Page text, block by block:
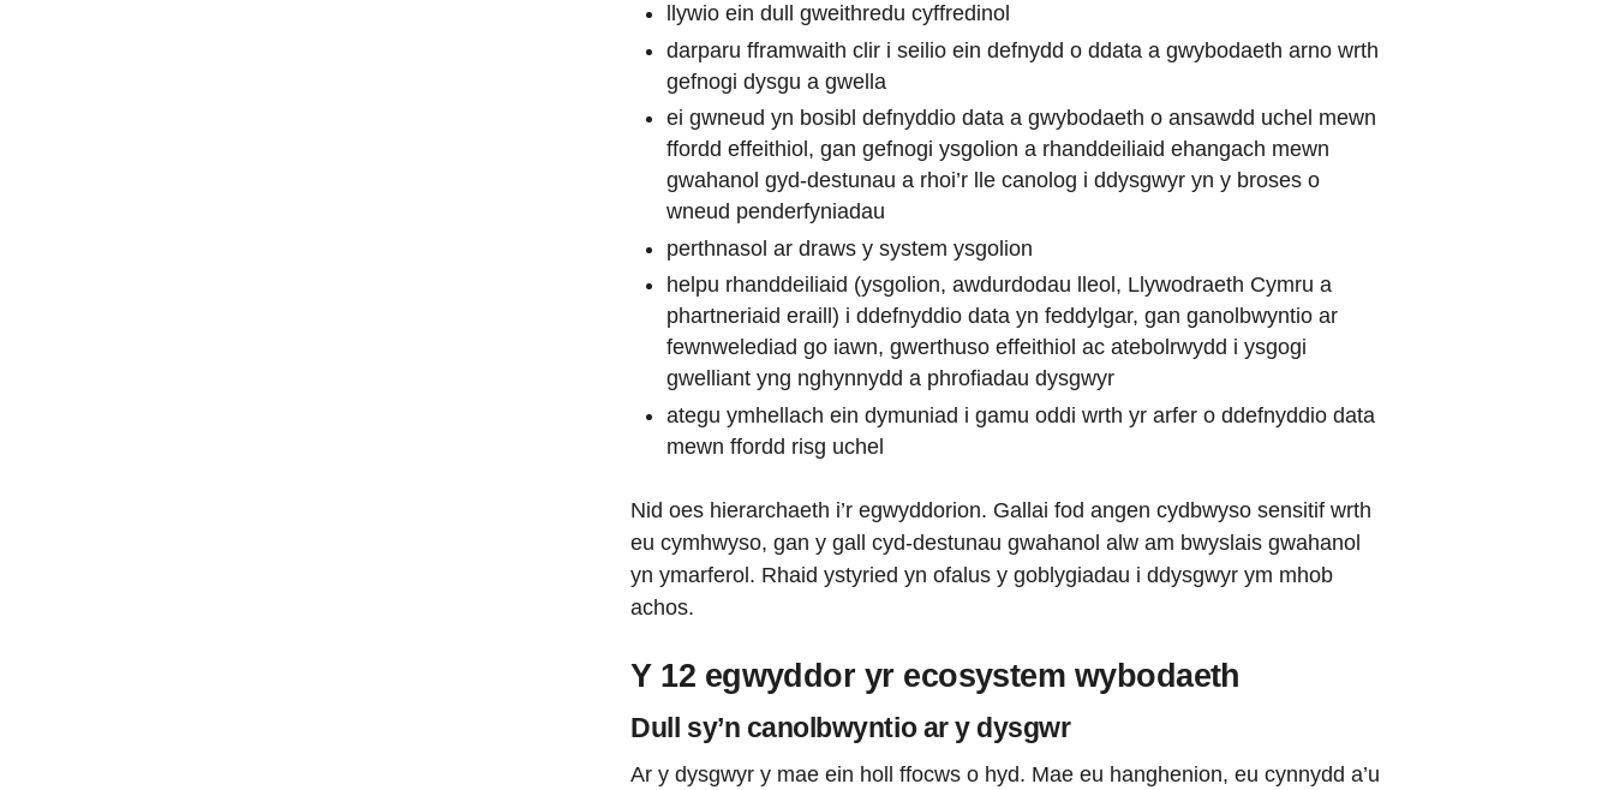
llywio ein dull gweithredu cyffredinol
darparu fframwaith clir i seilio ein defnydd o ddata a gwybodaeth arno wrth
gefnogi dysgu a gwella
ei gwneud yn bosibl defnyddio data a gwybodaeth o ansawdd uchel mewn
ffordd effeithiol, gan gefnogi ysgolion a rhanddeiliaid ehangach mewn
gwahanol gyd-destunau a rhoi’r lle canolog i ddysgwyr yn y broses o
wneud penderfyniadau
perthnasol ar draws y system ysgolion
helpu rhanddeiliaid (ysgolion, awdurdodau lleol, Llywodraeth Cymru a
phartneriaid eraill) i ddefnyddio data yn feddylgar, gan ganolbwyntio ar
fewnwelediad go iawn, gwerthuso effeithiol ac atebolrwydd i ysgogi
gwelliant yng nghynnydd a phrofiadau dysgwyr
ategu ymhellach ein dymuniad i gamu oddi wrth yr arfer o ddefnyddio data
mewn ffordd risg uchel
Nid oes hierarchaeth i’r egwyddorion. Gallai fod angen cydbwyso sensitif wrth
eu cymhwyso, gan y gall cyd-destunau gwahanol alw am bwyslais gwahanol
yn ymarferol. Rhaid ystyried yn ofalus y goblygiadau i ddysgwyr ym mhob
achos.
Y 12 egwyddor yr ecosystem wybodaeth
Dull sy’n canolbwyntio ar y dysgwr
Ar y dysgwyr y mae ein holl ffocws o hyd. Mae eu hanghenion, eu cynnydd a’u